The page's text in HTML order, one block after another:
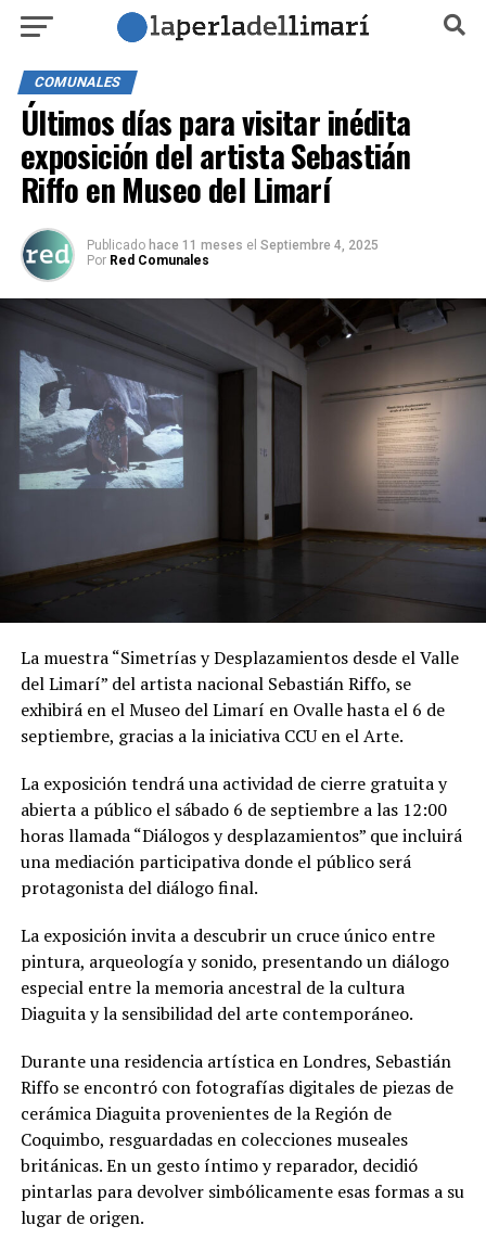
COMUNALES
Últimos días para visitar inédita
exposición del artista Sebastián
Riffo en Museo del Limarí
Publicado hace 11 meses el Septiembre 4, 2025
Por Red Comunales
La muestra “Simetrías y Desplazamientos desde el Valle
del Limarí” del artista nacional Sebastián Riffo, se
exhibirá en el Museo del Limarí en Ovalle hasta el 6 de
septiembre, gracias a la iniciativa CCU en el Arte.
La exposición tendrá una actividad de cierre gratuita y
abierta a público el sábado 6 de septiembre a las 12:00
horas llamada “Diálogos y desplazamientos” que incluirá
una mediación participativa donde el público será
protagonista del diálogo final.
La exposición invita a descubrir un cruce único entre
pintura, arqueología y sonido, presentando un diálogo
especial entre la memoria ancestral de la cultura
Diaguita y la sensibilidad del arte contemporáneo.
Durante una residencia artística en Londres, Sebastián
Riffo se encontró con fotografías digitales de piezas de
cerámica Diaguita provenientes de la Región de
Coquimbo, resguardadas en colecciones museales
británicas. En un gesto íntimo y reparador, decidió
pintarlas para devolver simbólicamente esas formas a su
lugar de origen.